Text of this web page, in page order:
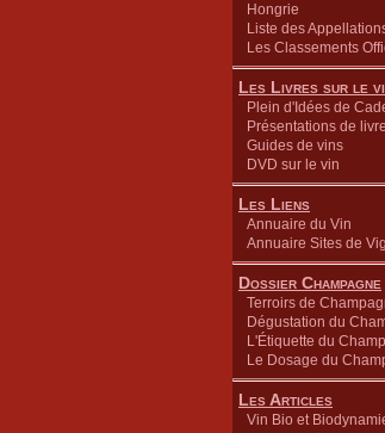
Hongrie
Liste des
Les Classements
Les Livres sur le
Plein d'Idées de
Présentations de
Guides de vins
DVD sur le vin
Les Liens
Annuaire du Vin
Annuaire Sites de
Dossier Champagne
Terroirs de
Dégustation du
L'Étiquette du
Le Dosage du
Les Articles
Vin Bio et